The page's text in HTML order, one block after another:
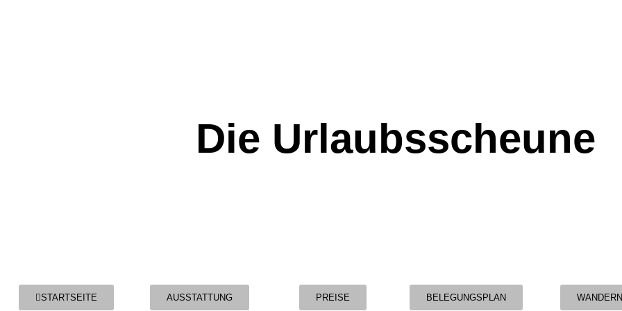
Die Urlaubsscheune
STARTSEITE AUSSTATTUNG PREISE BELEGUNGSPLAN WANDERN